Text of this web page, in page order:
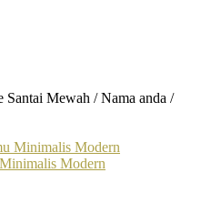
Mewah / Nama anda /
Modern